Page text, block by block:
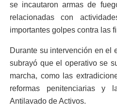
se incautaron armas de
relacionadas con
importantes golpes contra las
Durante su intervención en el
subrayó que el operativo se
marcha, como las
reformas penitenciarias
Antilavado de Activos.